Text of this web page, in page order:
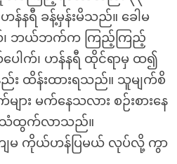
န်နရီ ခန့်မှန်းမိသည်။ ခေါမ
၊ ဘယ်ဘက်က ကြည့်ကြည့်
က်၊ ဟန်နရီ ထိုင်ရာမှ ထ၍
း ထိန်းထားရသည်။ သူမျက်စိ
ား မက်နေသလား စဉ်းစားနေ
သံထွက်လာသည်။
မ ကိုယ်ဟန်ပြမယ် လုပ်လို့ ကွာ